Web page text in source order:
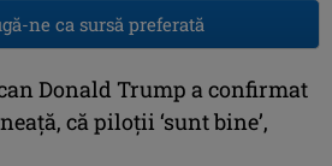
ne ca sursă preferată
Donald Trump a confirmat
că piloţii ‘sunt bine’,